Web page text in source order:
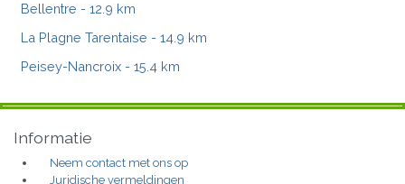
Bellentre - 12.9 km
La Plagne Tarentaise - 14.9 km
Peisey-Nancroix - 15.4 km
Informatie
Neem contact met ons op
Juridische vermeldingen